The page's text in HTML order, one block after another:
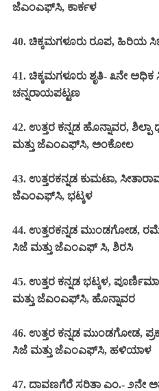
ಜೆಎಂಎಫ್‌ಸಿ, ಕಾರ್ಕಳ
40. ಚಿಕ್ಕಮಗಳೂರು ರೂಪ, ಹಿರಿಯ
41. ಚಿಕ್ಕಮಗಳೂರು ಶೃತಿ- ೩ನೇ
ಚನ್ನರಾಯಪಟ್ಟಣ
42. ಉತ್ತರ ಕನ್ನಡ ಹೊನ್ನಾವರ,
ಮತ್ತು ಜೆಎಂಎಫ್‌ಸಿ, ಅಂಕೋಲ
43. ಉತ್ತರಕನ್ನಡ ಕುಮಟಾ,
ಜೆಎಂಎಫ್‌ಸಿ, ಭಟ್ಕಳ
44. ಉತ್ತರಕನ್ನಡ ಮುಂಡಗೋಡ,
ಸಿಜೆ ಮತ್ತು ಜೆಎಂಎಫ್ ಸಿ, ಶಿರಸಿ
45. ಉತ್ತರ ಕನ್ನಡ ಭಟ್ಕಳ,
ಮತ್ತು ಜೆಎಂಎಫ್‌ಸಿ, ಹೊನ್ನಾವರ
46. ಉತ್ತರ ಕನ್ನಡ ಮುಂಡಗೋಡ,
ಸಿಜೆ ಮತ್ತು ಜೆಎಂಎಫ್‌ಸಿ, ಹಳಿಯಾಳ
47. ದಾವಣಗೆರೆ ಸರಿತಾ ಎಂ.- ೨ನೇ